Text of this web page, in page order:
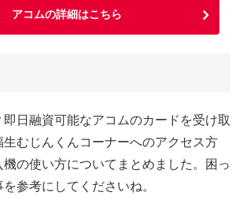
アコムの詳細はこちら
日融資可能なアコムのカードを受け取
生むじんくんコーナーへのアクセス方
の使い方についてまとめました。困っ
参考にしてくださいね。